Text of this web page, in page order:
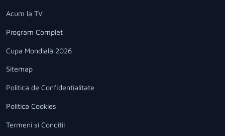
Acum la TV
Program Complet
Cupa Mondială 2026
Sitemap
Politica de Confidentialitate
Politica Cookies
Termeni si Conditii